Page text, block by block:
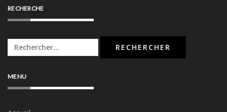
RECHERCHE
Rechercher :
MENU